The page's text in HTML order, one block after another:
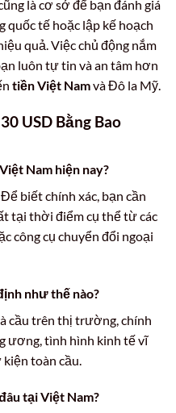
là cơ sở để bạn đánh giá
tế hoặc lập kế hoạch
quả. Việc chủ động nắm
luôn tự tin và an tâm hơn
tiền Việt Namvà Đô la Mỹ.
30 USD Bằng Bao
Nam hiện nay?
biết chính xác, bạn cần
tại thời điểm cụ thể từ các
công cụ chuyển đổi ngoại
như thế nào?
cầu trên thị trường, chính
ương, tình hình kinh tế vĩ
kiện toàn cầu.
tại Việt Nam?